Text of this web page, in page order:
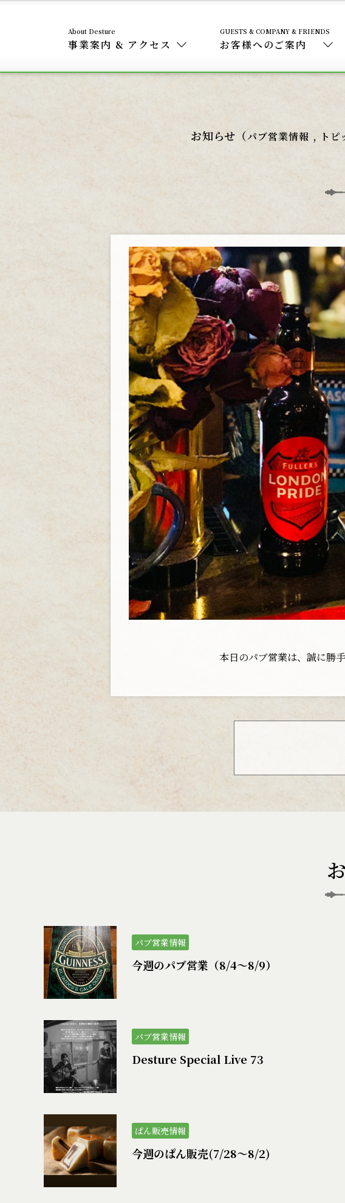
事業案内 & アクセス お客様へのご案内
お知らせ（パブ営業情報 , トピ
本日のパブ営業は、誠に勝
パブ営業情報
今週のパブ営業（8/4〜8/9）
パブ営業情報
Desture Special Live 73
ぱん販売情報
今週のぱん販売(7/28〜8/2)